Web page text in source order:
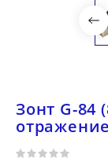
Зонт G-84
отражение